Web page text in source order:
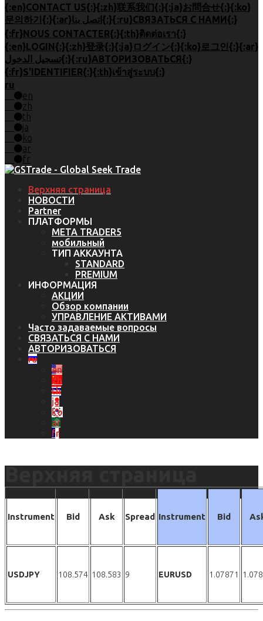
{:en}CONTACT US{:}{:zh}联系我们{:}{:ja}お問合せ{:}{:ko}
문의하기{:}{:ar}اتصل بنا{:}{:ru}СВЯЗАТЬСЯ С НАМИ{:}
{:fr}NOUS CONTACTER{:}{:th}ติดต่อเรา{:}
{:en}LOGIN{:}{:zh}登录{:}{:ja}ログイン{:}{:ko}로그인{:}{:ar}
تسجيل الدخول{:}{:ru}АВТОРИЗОВАТЬСЯ{:}
{:fr}S'IDENTIFIER{:}{:th}เข้าสู่ระบบ{:}
ru
en
zh
th
ja
ko
ar
fr
Верхняя страница
НОВОСТИ
Partner
ПЛАТФОРМЫ
META TRADER5
мобильный
ТИП АККАУНТА
STANDARD
PREMIUM
ИНФОРМАЦИЯ
АКЦИИ
Обзор компании
УПРАВЛЕНИЕ АКТИВАМИ
Часто задаваемые вопросы
СВЯЗАТЬСЯ С НАМИ
АВТОРИЗОВАТЬСЯ
ru
en
zh
th
ja
ko
ar
fr
Instrument Bid Ask Spread Instrument Bid
USDJPY 108.574 108.583 9 EURUSD 1.07871